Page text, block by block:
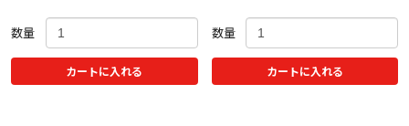
数量
カートに入れる
数量
カートに入れる